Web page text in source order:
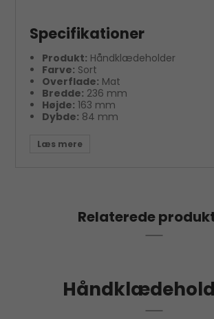
Specifikationer
Produkt: Håndklædeholder
Farve: Sort
Overflade: Mat
Bredde: 236 mm
Højde: 163 mm
Dybde: 84 mm
Relaterede